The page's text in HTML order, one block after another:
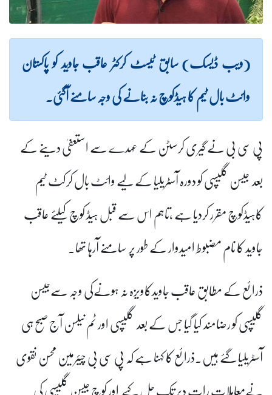
(ویب ڈیسک) سابق ٹیسٹ کرکٹر عاقب جاوید کو پاکستان
وائٹ بال ٹیم کا ہیڈکوچ نہ بنانے کی وجہ سامنے آگئی۔
پی سی بی نے گیری کرسٹن کے عہدے سے استعفیٰ دینے کے
بعد جیسن گلیسپی کو دورہ آسٹریلیا کے لیے وائٹ بال کرکٹ ٹیم
کاہیڈکوچ مقرر کردیا ہے ،تاہم اس سے قبل ہیڈ کوچ کیلئے عاقب
جاوید کا نام مضبوط امیدوار کے طور پر سامنے آرہا تھا۔
ذرائع کے مطابق عاقب جاویدکاویزہ نہ ہونےکی وجہ سےجیسن
گلیسپی کو رضامند کیا گیا جس کے بعد گلیسپی اور ٹم نیلسن آج صبح ہی
آسٹریلیا گئے ہیں۔ذرائع کا کہنا ہے کہ پی سی بی چیئرمین محسن نقوی